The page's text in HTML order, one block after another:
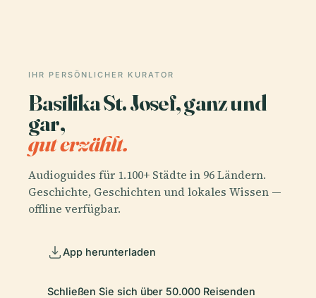
IHR PERSÖNLICHER KURATOR
Basilika St. Josef, ganz und
gar,
gut erzählt.
Audioguides für 1.100+ Städte in 96 Ländern.
Geschichte, Geschichten und lokales Wissen —
offline verfügbar.
App herunterladen
Schließen Sie sich über 50.000 Reisenden